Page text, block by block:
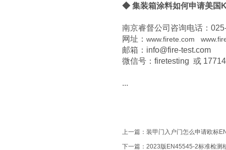
◆ 集装箱涂料如何申请美国
南京睿督公司咨询电话：
网址： www.firete.com
邮箱：info@fire-test.com
微信号：firetesting 或
...
上一篇： 装甲门入户门怎么申请欧标
下一篇： 2023版EN45545-2标准检测